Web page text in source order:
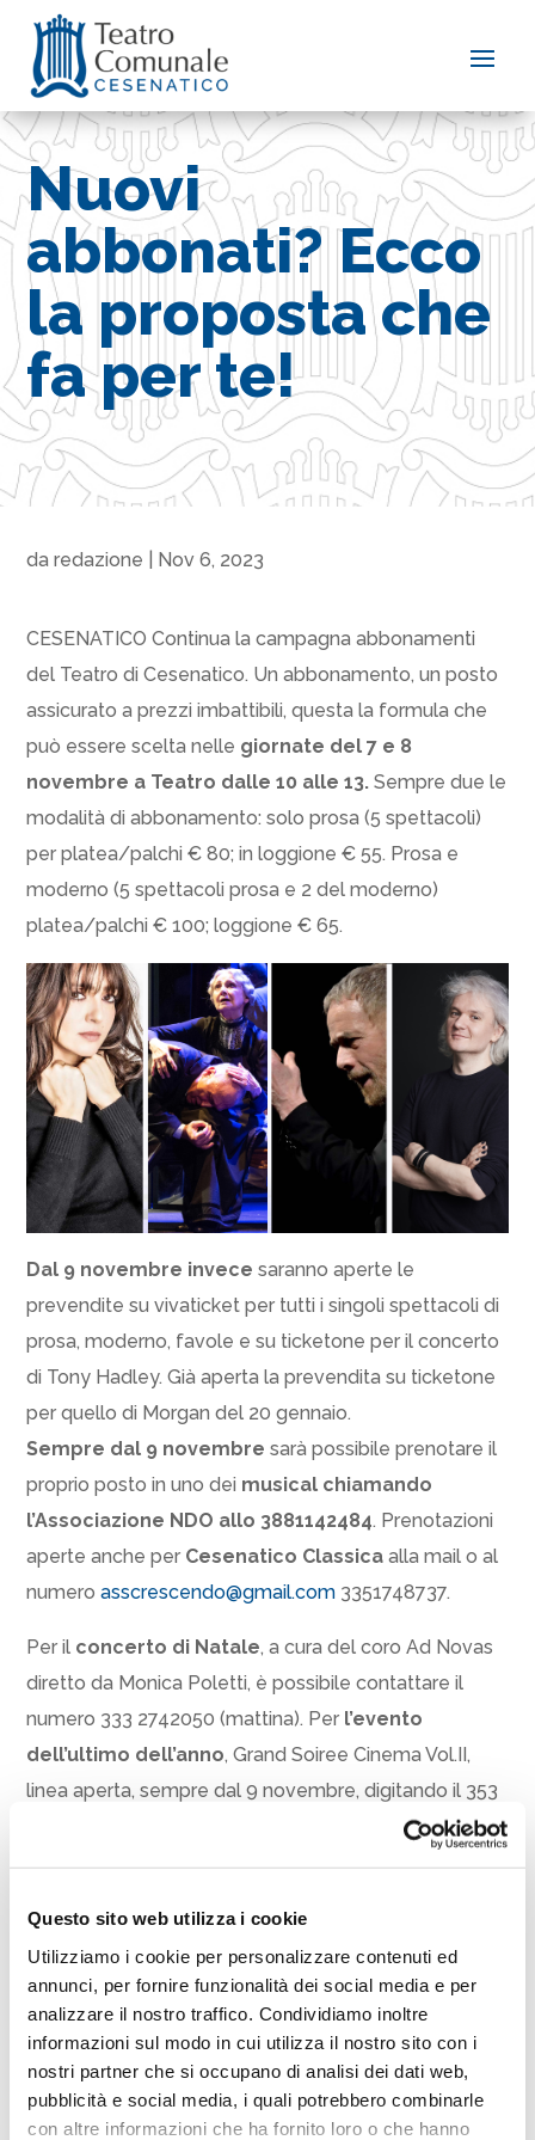
Questo sito web utilizza i cookie
Utilizziamo i cookie per personalizzare contenuti ed
annunci, per fornire funzionalità dei social media e per
analizzare il nostro traffico. Condividiamo inoltre
informazioni sul modo in cui utilizza il nostro sito con i
nostri partner che si occupano di analisi dei dati web,
pubblicità e social media, i quali potrebbero combinarle
con altre informazioni che ha fornito loro o che hanno
Nuovi
abbonati? Ecco
la proposta che
fa per te!
daredazione Nov 6, 2023
CESENATICO Continua la campagna abbonamenti
del Teatro di Cesenatico. Un abbonamento, un posto
assicurato a prezzi imbattibili, questa la formula che
può essere scelta nelle giornate del 7 e 8
novembre a Teatro dalle 10 alle 13.Sempre due le
modalità di abbonamento: solo prosa (5 spettacoli)
per platea/palchi € 80; in loggione € 55. Prosa e
moderno (5 spettacoli prosa e 2 del moderno)
platea/palchi € 100; loggione € 65.
Dal 9 novembre invece saranno aperte le
prevendite su vivaticket per tutti i singoli spettacoli di
prosa, moderno, favole e su ticketone per il concerto
di Tony Hadley. Già aperta la prevendita su ticketone
per quello di Morgan del 20 gennaio.
Sempre dal 9 novembre sarà possibile prenotare il
proprio posto in uno dei musical chiamando
l’Associazione NDO allo 3881142484. Prenotazioni
aperte anche per Cesenatico Classica alla mail o al
numeroasscrescendo@gmail.com 3351748737.
Per il concerto di Natale, a cura del coro Ad Novas
diretto da Monica Poletti, è possibile contattare il
numero 333 2742050 (mattina). Per l’evento
dell’ultimo dell’anno, Grand Soiree Cinema Vol.II,
linea aperta, sempre dal 9 novembre, digitando il 353
teatrocomunalecesenatico.it/spettacoli
Informazioni Ufficio Cultura e Teatro
Via Armellini 18 – Cesenatico – tel. 0547 79274 dalle
10 alle ore 12 dal lunedì al venerdì (escluso festivi)
cultura@comune.cesenatico.fc.it
Ufficio stampa (riservato a giornalisti)
3497878165